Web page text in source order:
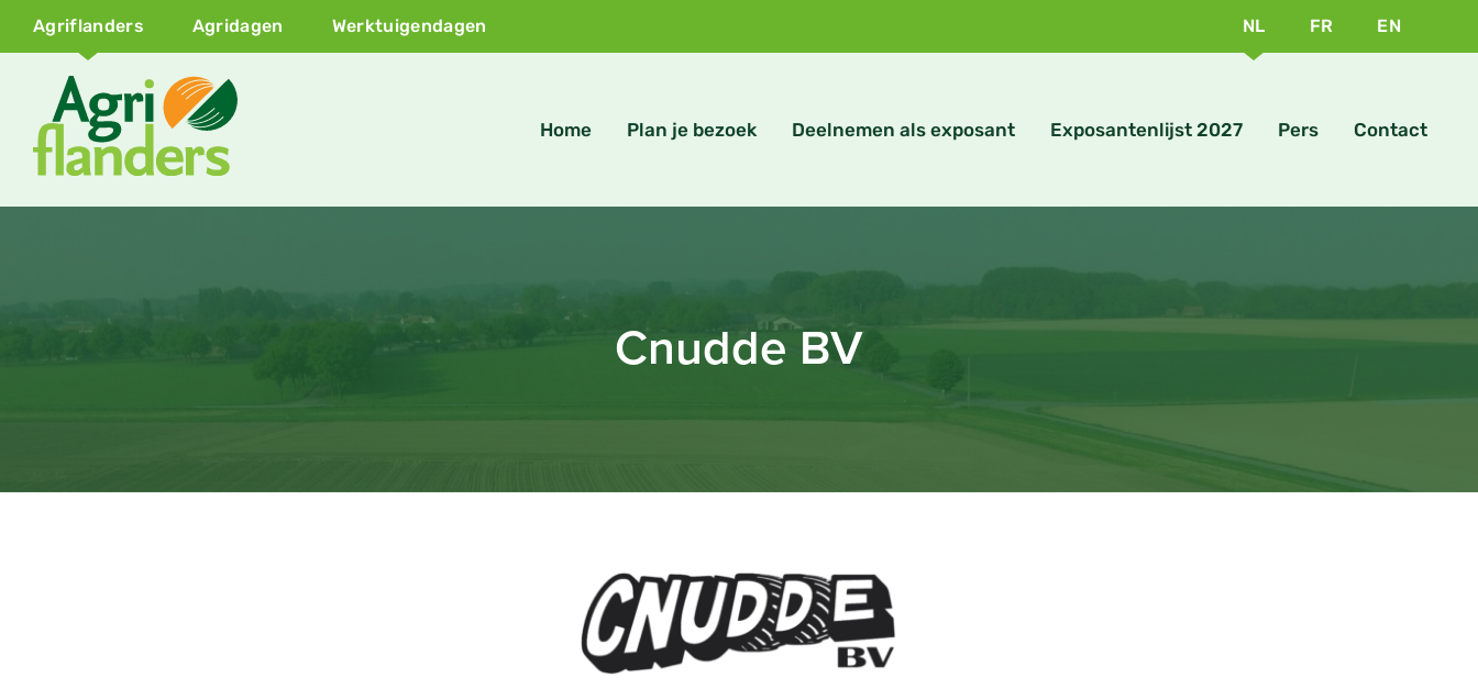
Agriflanders Agridagen Werktuigendagen NL FR EN
Home Plan je bezoek Deelnemen als exposant Exposantenlijst 2027 Pers Contact
Cnudde BV